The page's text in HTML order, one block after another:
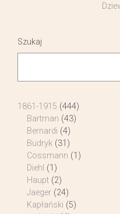
Szukaj
1861-1915 (444)
Bartman (43)
Bernardi (4)
Budryk (31)
Cossmann (1)
Diehl (1)
Haupt (2)
Jaeger (24)
Kapłański (5)